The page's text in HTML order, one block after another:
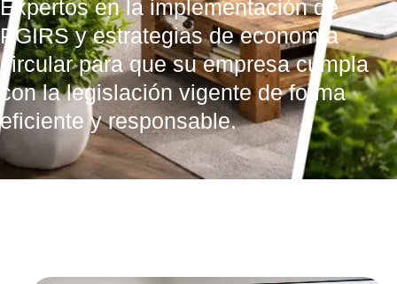
Expertos en la implementación de
PGIRS y estrategias de economía
circular para que su empresa cumpla
con la legislación vigente de forma
eficiente y responsable.